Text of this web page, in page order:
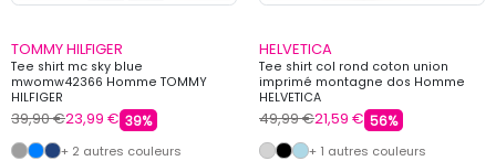
TOMMY HILFIGER
Tee shirt mc sky blue
mwomw42366 Homme TOMMY
HILFIGER
39,90 €23,99 € 39%
+ 2 autres couleurs
HELVETICA
Tee shirt col rond coton union
imprimé montagne dos Homme
HELVETICA
49,99 €21,59 € 56%
+ 1 autres couleurs